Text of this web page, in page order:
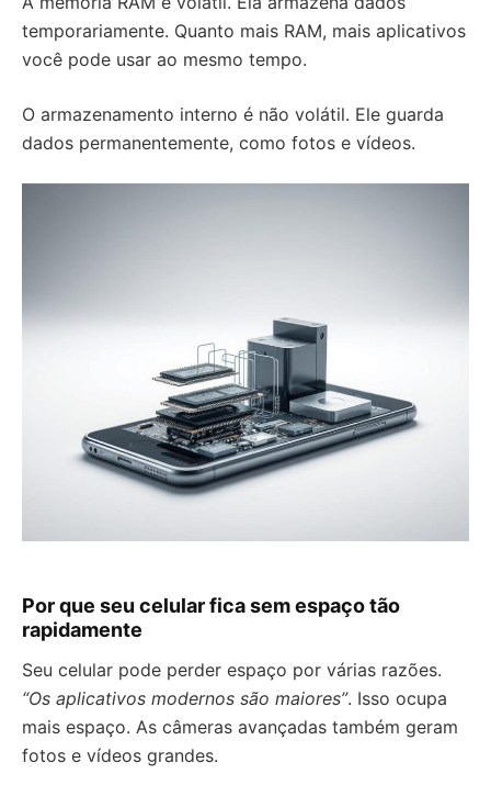
temporariamente. Quanto mais RAM, mais aplicativos
você pode usar ao mesmo tempo.
O armazenamento interno é não volátil. Ele guarda
dados permanentemente, como fotos e vídeos.
Por que seu celular fica sem espaço tão
rapidamente
Seu celular pode perder espaço por várias razões.
“Os aplicativos modernos são maiores”. Isso ocupa
mais espaço. As câmeras avançadas também geram
fotos e vídeos grandes.